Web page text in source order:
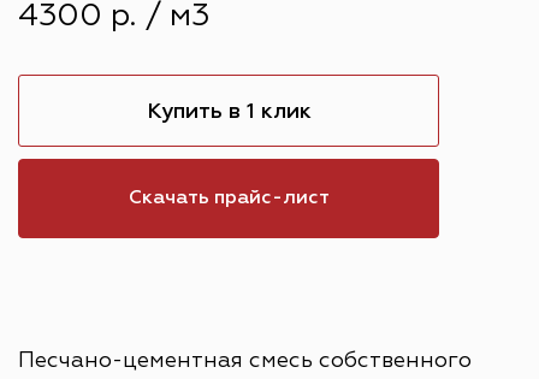
4300 р. / м3
Купить в 1 клик
Скачать прайс-лист
Песчано-цементная смесь собственного